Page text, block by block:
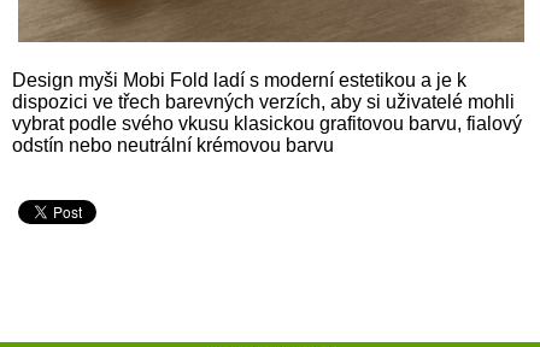
Design myši Mobi Fold ladí s moderní estetikou a je k
dispozici ve třech barevných verzích, aby si uživatelé mohli
vybrat podle svého vkusu klasickou grafitovou barvu, fialový
odstín nebo neutrální krémovou barvu